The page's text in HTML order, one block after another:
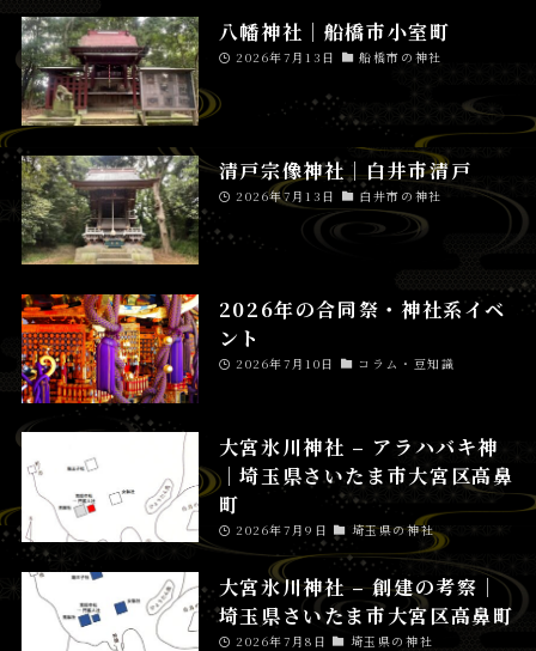
八幡神社│船橋市小室町
2026年7月13日 船橋市の神社
清戸宗像神社│白井市清戸
2026年7月13日 白井市の神社
2026年の合同祭・神社系イベ
ント
2026年7月10日 コラム・豆知識
大宮氷川神社 – アラハバキ神
│埼玉県さいたま市大宮区高鼻
町
2026年7月9日 埼玉県の神社
大宮氷川神社 – 創建の考察│
埼玉県さいたま市大宮区高鼻町
2026年7月8日 埼玉県の神社